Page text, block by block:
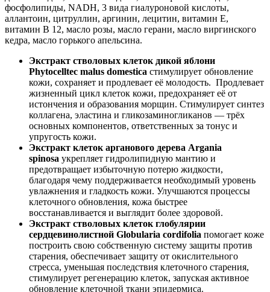
фосфолипиды, NADH, 3 вида гиалуроновой кислоты,
аллантоин, цитруллин, аргинин, лецитин, витамин Е,
витамин В 12, масло розы, масло герани, масло виргинского
кедра, масло горького апельсина.
Экстракт стволовых клеток дикой яблони
Phytocelltec malus domestica стимулирует обновление
кожи, сохраняет и продлевает её молодость. Продлевает
жизненный цикл клеток кожи, предохраняет её от
истончения и образования морщин. Стимулирует синтез
коллагена, эластина и гликозаминогликанов — трёх
основных компонентов, ответственных за тонус и
упругость кожи.
Экстракт клеток арганового дерева Argania
spinosa укрепляет гидролипидную мантию и
предотвращает избыточную потерю жидкости,
благодаря чему поддерживается необходимый уровень
увлажнения и гладкость кожи. Улучшаются процессы
клеточного обновления, кожа быстрее
восстанавливается и выглядит более здоровой.
Экстракт стволовых клеток глобулярии
сердцевинолистной Globularia cordifolia помогает коже
построить свою собственную систему защиты против
старения, обеспечивает защиту от окислительного
стресса, уменьшая последствия клеточного старения,
стимулирует регенерацию клеток, запуская активное
обновление клеточной ткани эпидермиса.